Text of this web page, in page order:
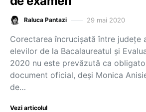
Raluca Pantazi 29 mai 2020
Corectarea încrucișată între județe
elevilor de la Bacalaureatul și
2020 nu este prevăzută ca
document oficial, deși Monica
de…
Vezi articolul